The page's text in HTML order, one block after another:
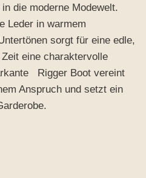
die moderne Modewelt.
Leder in warmem
sorgt für eine edle,
eine charaktervolle
Rigger Boot vereint
Anspruch und setzt ein